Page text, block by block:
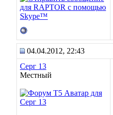
04.04.2012, 22:43
Серг 13
Местный